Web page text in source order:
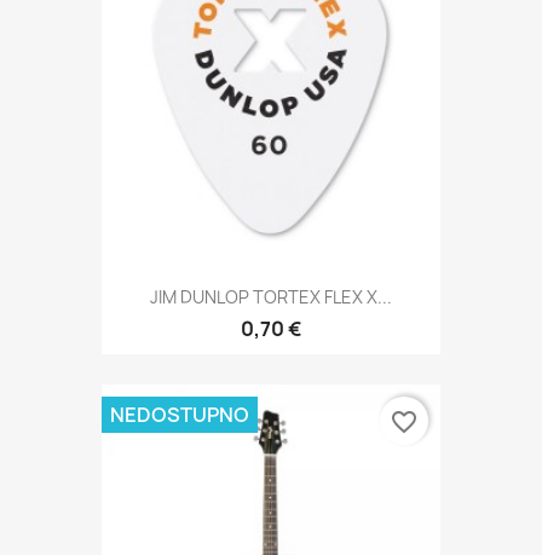
JIM DUNLOP TORTEX FLEX X...
0,70 €
NEDOSTUPNO favorite_border